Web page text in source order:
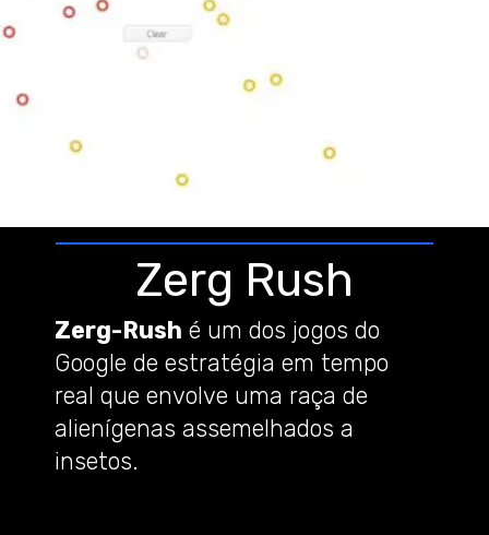
Zerg-Rush é um dos jogos do
Google de estratégia em tempo
real que envolve uma raça de
alienígenas assemelhados a
insetos.
Zerg Rush